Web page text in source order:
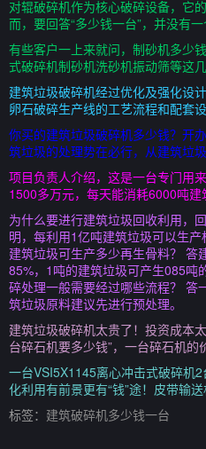
对辊破碎机作为核心破碎设备，它
而，要回答“多少钱一台”，并没有
有些客户一上来就问，制砂机多少
式破碎机制砂机洗砂机振动筛等这
建筑垃圾破碎机经过优化及强化设
卵石破碎生产线的工艺流程和配套
你买的建筑垃圾破碎机多少钱？开
筑垃圾的处理势在必行，从建筑垃
项目负责人介绍，这是一台专门用
1500多万元，每天能消耗6000吨建
为什么要进行建筑垃圾回收利用，
明，每利用1亿吨建筑垃圾可以生
建筑垃圾可生产多少再生骨料？ 答
85%，1吨的建筑垃圾可产生085吨
碎处理一般需要经过哪些流程？ 答
筑垃圾原料建议先进行预处理。
建筑垃圾破碎机太贵了！投资成本
台碎石机要多少钱”，一台碎石机的
一台VSI5X1145离心冲击式破碎机
化利用有前景更有“钱”途！皮带输送
标签： 建筑破碎机多少钱一台